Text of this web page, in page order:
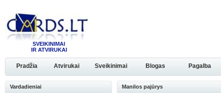
SVEIKINIMAI
IR ATVIRUKAI
Pradžia Atvirukai Sveikinimai Blogas Pagalba
Vardadieniai Manilos pajūrys